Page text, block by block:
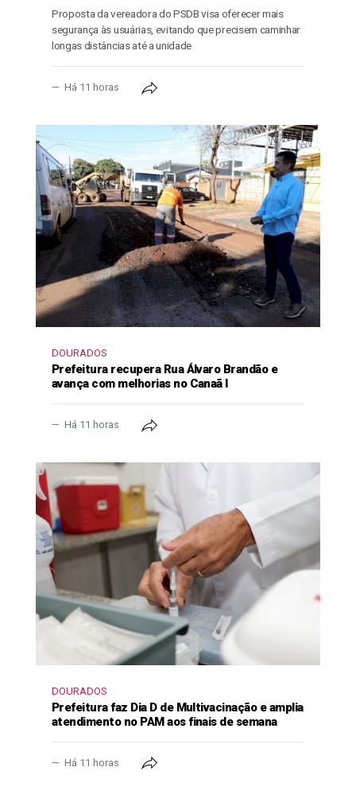
Proposta da vereadora do PSDB visa oferecer mais
segurança às usuárias, evitando que precisem caminhar
longas distâncias até a unidade
Há 11 horas
DOURADOS
Prefeitura recupera Rua Álvaro Brandão e
avança com melhorias no Canaã I
Há 11 horas
DOURADOS
Prefeitura faz Dia D de Multivacinação e amplia
atendimento no PAM aos finais de semana
Há 11 horas